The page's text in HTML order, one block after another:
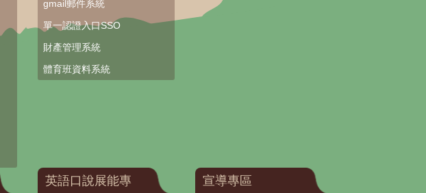
gmail郵件系統
單一認證入口SSO
財產管理系統
體育班資料系統
英語口說展能專
宣導專區